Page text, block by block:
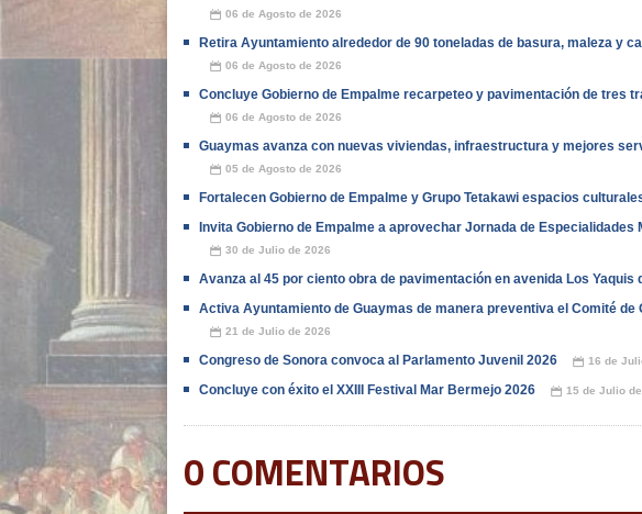
📅 06 de Agosto de 2026
Retira Ayuntamiento alrededor de 90 toneladas de basura, maleza y
📅 06 de Agosto de 2026
Concluye Gobierno de Empalme recarpeteo y pavimentación de tres
📅 06 de Agosto de 2026
Guaymas avanza con nuevas viviendas, infraestructura y mejores
📅 05 de Agosto de 2026
Fortalecen Gobierno de Empalme y Grupo Tetakawi espacios
Invita Gobierno de Empalme a aprovechar Jornada de Especialidades
📅 30 de Julio de 2026
Avanza al 45 por ciento obra de pavimentación en avenida Los Yaquis
Activa Ayuntamiento de Guaymas de manera preventiva el Comité de
📅 21 de Julio de 2026
Congreso de Sonora convoca al Parlamento Juvenil 2026 📅 16 de
Concluye con éxito el XXIII Festival Mar Bermejo 2026 📅 15 de Julio
0 COMENTARIOS